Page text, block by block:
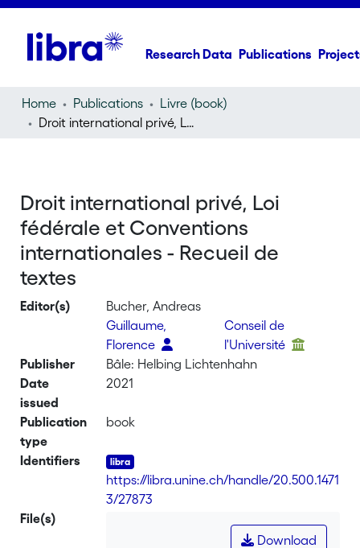
Research Data Publications
Home Publications
Livre (book)
Droit international privé, Loi fédérale et Conventions internationales - Recueil de textes
Droit international privé, Loi
fédérale et Conventions
internationales - Recueil de
textes
Editor(s)
Bucher, Andreas
Guillaume,
Florence
Conseil de
l'Université
Publisher
Bâle: Helbing Lichtenhahn
Date
issued
2021
Publication
type
book
Identifiers
https://libra.unine.ch/handle/20.500.1471
3/27873
File(s)
Download